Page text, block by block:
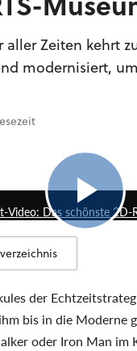
aller Zeiten kehrt
modernisiert,
Das schönste 2D-
der
bis in die Moderne
oder Iron Man